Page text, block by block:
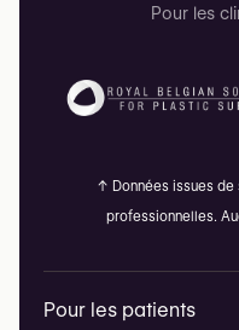
Pour les
↑ Données issues
professionnelles.
Pour les patients